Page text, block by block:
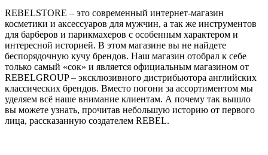
REBELSTORE – это современный интернет-магазин
косметики и аксессуаров для мужчин, а так же инструментов
для барберов и парикмахеров с особенным характером и
интересной историей. В этом магазине вы не найдете
беспорядочную кучу брендов. Наш магазин отобрал к себе
только самый «сок» и является официальным магазином от
REBELGROUP – эксклюзивного дистрибьютора английских
классических брендов. Вместо погони за ассортиментом мы
уделяем всё наше внимание клиентам. А почему так вышло
вы можете узнать, прочитав небольшую историю от первого
лица, рассказанную создателем REBEL.